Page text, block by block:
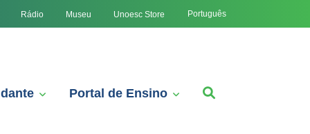
Rádio Museu Unoesc Store Português
Portal de Ensino